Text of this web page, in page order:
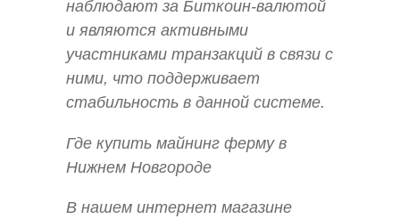
наблюдают за Биткоин-валютой
и являются активными
участниками транзакций в связи с
ними, что поддерживает
стабильность в данной системе.
Где купить майнинг ферму в
Нижнем Новгороде
В нашем интернет магазине